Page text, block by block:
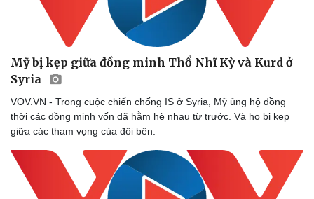
Mỹ bị kẹp giữa đồng minh Thổ Nhĩ Kỳ và Kurd ở
Syria
VOV.VN - Trong cuộc chiến chống IS ở Syria, Mỹ ủng hộ đồng
thời các đồng minh vốn đã hằm hè nhau từ trước. Và họ bị kẹp
giữa các tham vọng của đôi bên.